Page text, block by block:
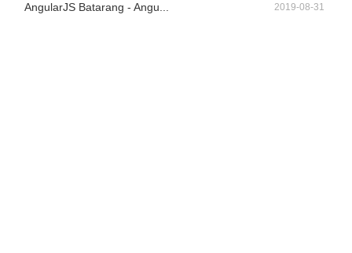
AngularJS Batarang - Angu... 2019-08-31